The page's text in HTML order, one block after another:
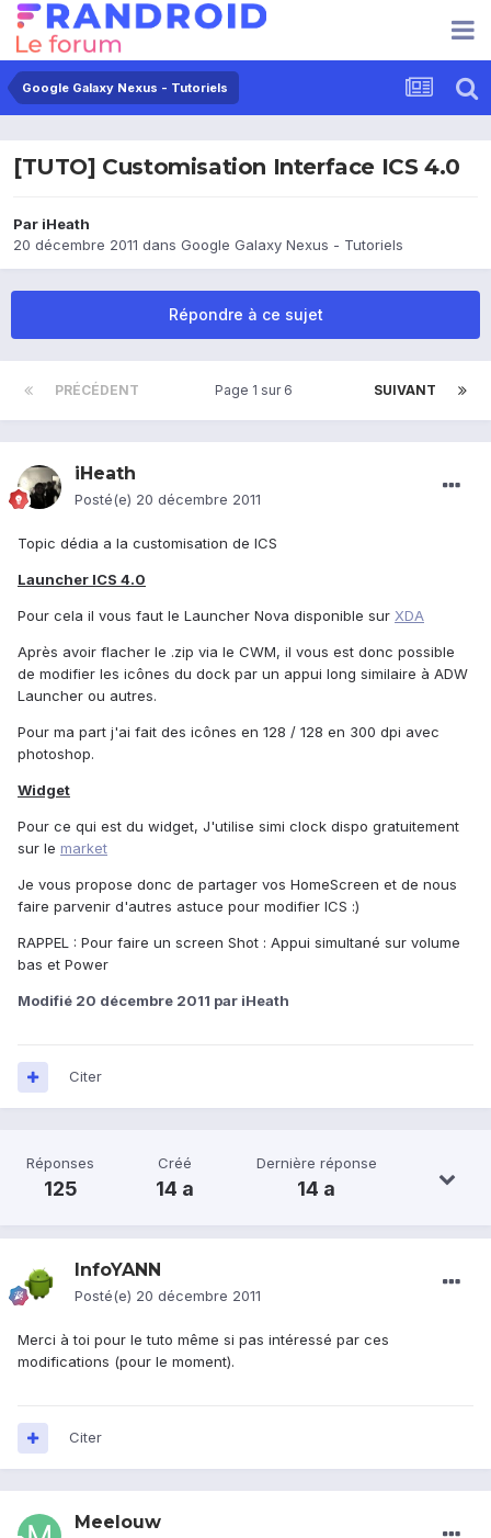
Google Galaxy Nexus - Tutoriels
[TUTO] Customisation Interface ICS 4.0
Par iHeath
20 décembre 2011 dans Google Galaxy Nexus - Tutoriels
Répondre à ce sujet
PRÉCÉDENT SUIVANT
Page 1 sur 6
iHeath
Posté(e) 20 décembre 2011
Topic dédia a la customisation de ICS
Launcher ICS 4.0
Pour cela il vous faut le Launcher Nova disponible sur XDA
Après avoir flacher le .zip via le CWM, il vous est donc possible
de modifier les icônes du dock par un appui long similaire à ADW
Launcher ou autres.
Pour ma part j'ai fait des icônes en 128 / 128 en 300 dpi avec
photoshop.
Widget
Pour ce qui est du widget, J'utilise simi clock dispo gratuitement
sur le market
Je vous propose donc de partager vos HomeScreen et de nous
faire parvenir d'autres astuce pour modifier ICS :)
RAPPEL : Pour faire un screen Shot : Appui simultané sur volume
bas et Power
Modifié 20 décembre 2011 par iHeath
Citer
Réponses
125
Créé
14 a
Dernière réponse
14 a
InfoYANN
Posté(e) 20 décembre 2011
Merci à toi pour le tuto même si pas intéressé par ces
modifications (pour le moment).
Citer
Meelouw